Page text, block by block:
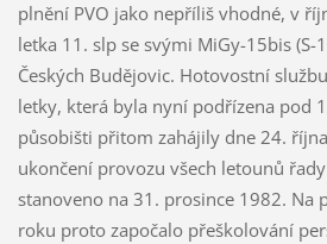
plnění PVO jako nepříliš vhodné, v
letka 11. slp se svými MiGy-15bis (S-
Českých Budějovic. Hotovostní
letky, která byla nyní podřízena pod
působišti přitom zahájily dne 24.
ukončení provozu všech letounů
stanoveno na 31. prosince 1982. Na
roku proto započalo přeškolování